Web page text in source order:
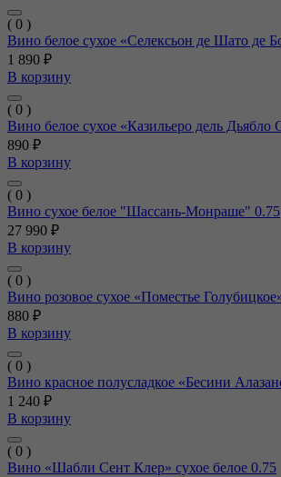
( 0 )
Вино белое сухое «Селексьон де Шато де
1 890 ₽
В корзину
( 0 )
Вино белое сухое «Казильеро дель Дьябло
890 ₽
В корзину
( 0 )
Вино сухое белое "Шассань-Монраше" 0.75
27 990 ₽
В корзину
( 0 )
Вино розовое сухое «Поместье
880 ₽
В корзину
( 0 )
Вино красное полусладкое «Бесини
1 240 ₽
В корзину
( 0 )
Вино «Шабли Сент Клер» сухое белое 0.75